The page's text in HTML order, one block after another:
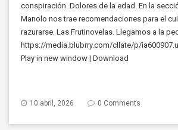
conspiración. Dolores de la edad. En la
Manolo nos trae recomendaciones para el
razurarse. Las Frutinovelas. Llegamos a la
https://media.blubrry.com/cllate/p/
Play in new window | Download
10 abril, 2026 0 Comments